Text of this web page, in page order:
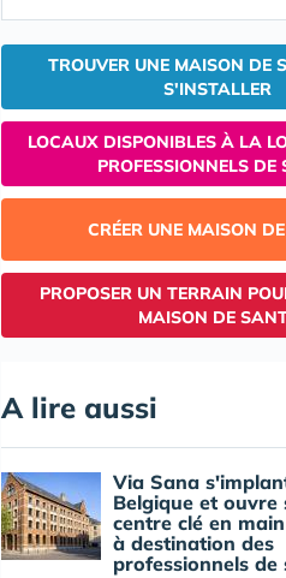
TROUVER UNE MAISON DE
S'INSTALLER
LOCAUX DISPONIBLES À LA
PROFESSIONNELS DE
CRÉER UNE MAISON
PROPOSER UN TERRAIN
MAISON DE
A lire aussi
Via Sana
Belgique et ouvre
centre clé en
à destination des
professionnels de